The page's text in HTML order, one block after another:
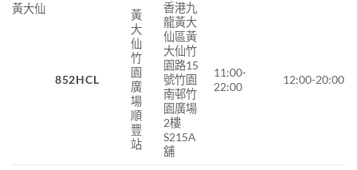
黃大仙
852HCL
黃
大
仙
竹
園
廣
場
順
豐
站
香港九
龍黃大
仙區黃
大仙竹
園路15
號竹園
南邨竹
園廣場
2樓
S215A
舖
11:00-
22:00
12:00-20:00